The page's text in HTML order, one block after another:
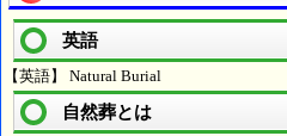
英語
【英語】 Natural Burial
自然葬とは